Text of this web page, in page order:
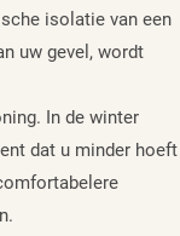
isolatie van een
uw gevel, wordt
In de winter
dat u minder hoeft